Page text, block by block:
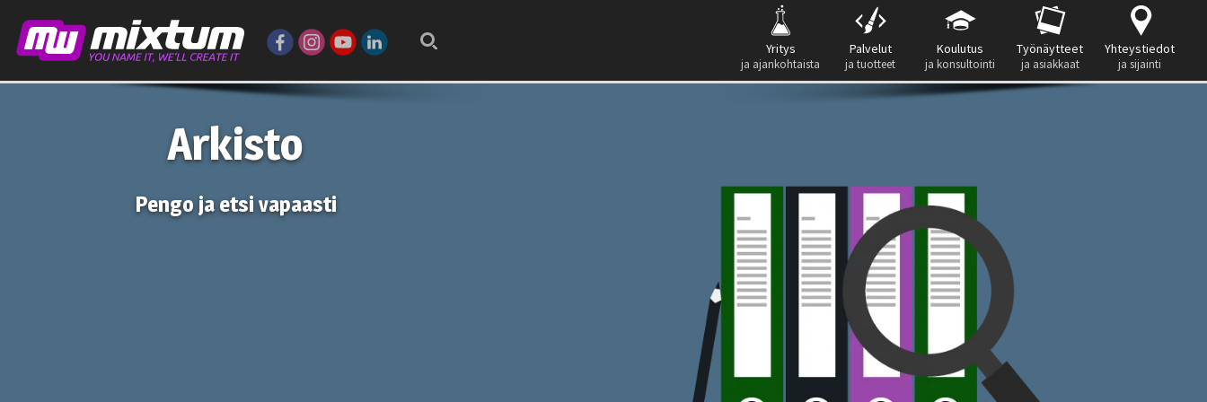
Yritys
ja ajankohtaista
Palvelut
ja tuotteet
Koulutus
ja konsultointi
Työnäytteet
ja asiakkaat
Yhteystiedot
ja sijainti
Arkisto
Pengo ja etsi vapaasti